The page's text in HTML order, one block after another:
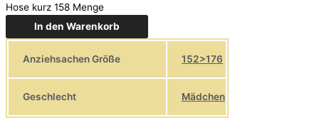
Hose kurz 158 Menge
In den Warenkorb
Anziehsachen Größe 152>176
Geschlecht Mädchen